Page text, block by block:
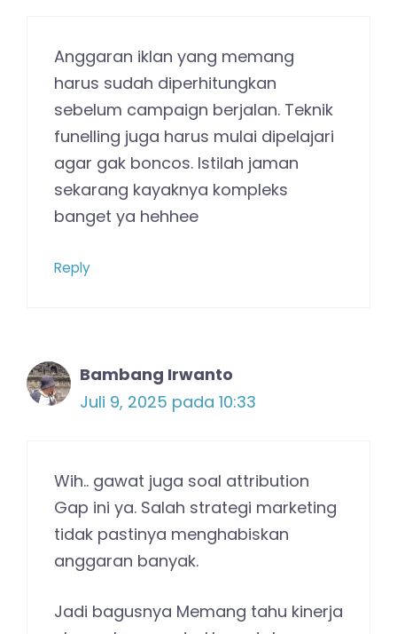
Anggaran iklan yang memang
harus sudah diperhitungkan
sebelum campaign berjalan. Teknik
funelling juga harus mulai dipelajari
agar gak boncos. Istilah jaman
sekarang kayaknya kompleks
banget ya hehhee
Reply
Bambang Irwanto
Juli 9, 2025 pada 10:33
Wih.. gawat juga soal attribution
Gap ini ya. Salah strategi marketing
tidak pastinya menghabiskan
anggaran banyak.
Jadi bagusnya Memang tahu kinerja